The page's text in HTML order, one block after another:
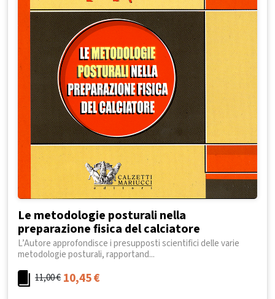
Le metodologie posturali nella
preparazione fisica del calciatore
L’Autore approfondisce i presupposti scientifici delle varie
metodologie posturali, rapportand...
11,00€ 10,45€